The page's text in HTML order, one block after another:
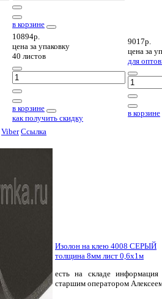
в корзине
10894р.
цена за упаковку
40 листов
в корзине
как получить скидку
9017р.
цена за
для
в корзине
Viber Ссылка
Изолон на клею 4008 СЕРЫЙ
толщина 8мм лист 0,6х1м
есть на складе информация
старшим оператором